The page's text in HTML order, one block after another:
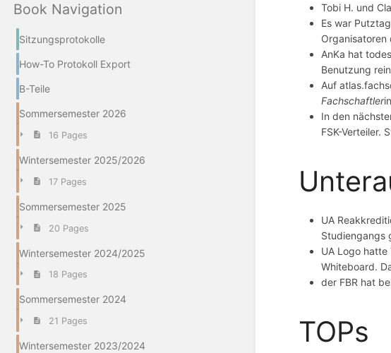
Book Navigation
Sitzungsprotokolle
How-To Protokoll Export
B-Teile
Sommersemester 2026
16 Pages
Wintersemester 2025/2026
17 Pages
Sommersemester 2025
20 Pages
Wintersemester 2024/2025
18 Pages
Sommersemester 2024
21 Pages
Wintersemester 2023/2024
Tobi H. und
Es war
Organisatoren
AnKa hat
Benutzung
Auf
Fachschaftler
In den
FSK-Verteiler.
UA
Studiengangs
UA Logo hatte
Whiteboard.
der FBR hat
TOPs